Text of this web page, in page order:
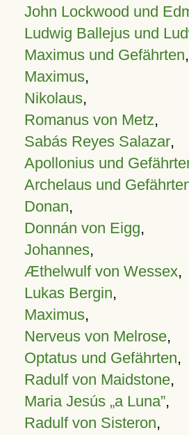
John Lockwood und
Ludwig Ballejus und
Maximus und Gefährten,
Maximus,
Nikolaus,
Romanus von Metz,
Sabás Reyes Salazar,
Apollonius und
Archelaus und
Donan,
Donnán von Eigg,
Johannes,
Æthelwulf von Wessex,
Lukas Bergin,
Maximus,
Nerveus von Melrose,
Optatus und Gefährten,
Radulf von Maidstone,
Maria Jesús „a Luna”,
Radulf von Sisteron,